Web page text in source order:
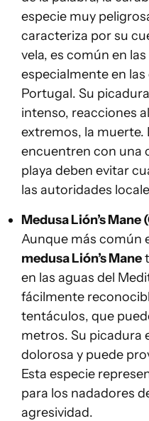
especie muy
caracteriza por su
vela, es común en
especialmente en
Portugal. Su
intenso, reacciones
extremos, la muerte.
encuentren con una
playa deben evitar
las autoridades
Medusa Lión’s
Aunque más común
medusa Lión’s Mane
en las aguas del
fácilmente
tentáculos, que
metros. Su picadura
dolorosa y puede
Esta especie
para los nadadores
agresividad.